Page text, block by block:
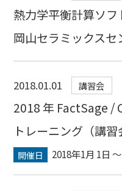
熱力学平衡計算ソ
岡山セラミックスセ
2018.01.01 講習会
2018 年 FactSage /
トレーニング（講習
開催日 2018年1月 1日